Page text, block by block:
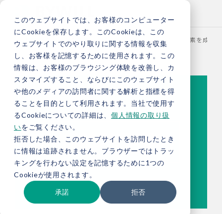
このウェブサイトでは、お客様のコンピューター
にCookieを保存します。このCookieは、この
ウェブサイトでのやり取りに関する情報を収集
し、お客様を記憶するために使用されます。この
情報は、お客様のブラウジング体験を改善し、カ
スタマイズすること、ならびにこのウェブサイト
や他のメディアの訪問者に関する解析と指標を得
ることを目的として利用されます。当社で使用す
るCookieについての詳細は、 個人情報の取り扱
いをご覧ください。
拒否した場合、このウェブサイトを訪問したとき
に情報は追跡されません。ブラウザーではトラッ
キングを行わない設定を記憶するために1つの
Cookieが使用されます。
承諾 拒否
TOP お役立ち情報 ブログ 【総研ブログ】地域脱炭素を成功